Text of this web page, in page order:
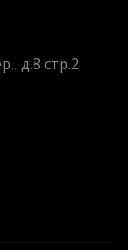
д.8 стр.2